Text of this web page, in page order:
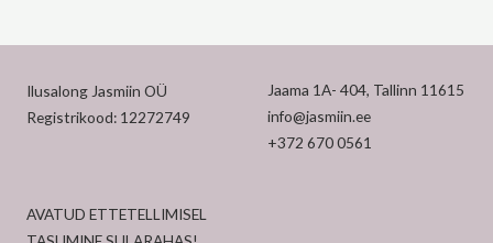
Ilusalong Jasmiin OÜ
Registrikood: 12272749
Jaama 1A- 404, Tallinn 11615
info@jasmiin.ee
+372 670 0561
AVATUD ETTETELLIMISEL